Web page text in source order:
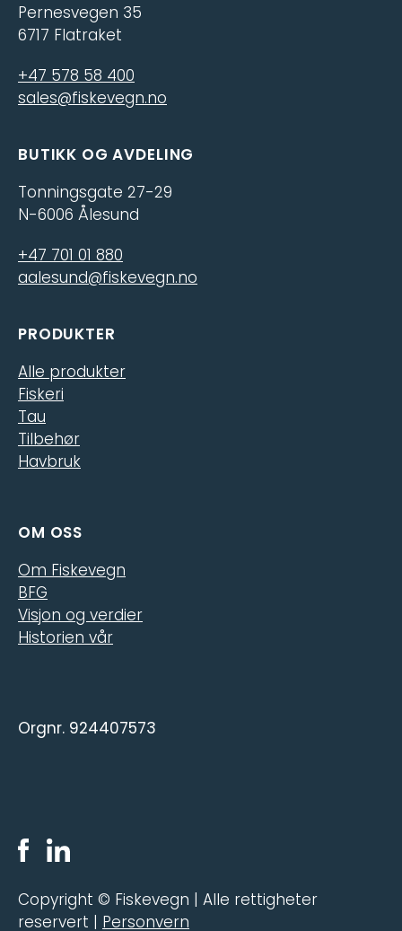
Pernesvegen 35
6717 Flatraket
+47 578 58 400
sales@fiskevegn.no
BUTIKK OG AVDELING
Tonningsgate 27-29
N-6006 Ålesund
+47 701 01 880
aalesund@fiskevegn.no
PRODUKTER
Alle produkter
Fiskeri
Tau
Tilbehør
Havbruk
OM OSS
Om Fiskevegn
BFG
Visjon og verdier
Historien vår
Orgnr. 924407573
Copyright © Fiskevegn | Alle rettigheter
reservert | Personvern